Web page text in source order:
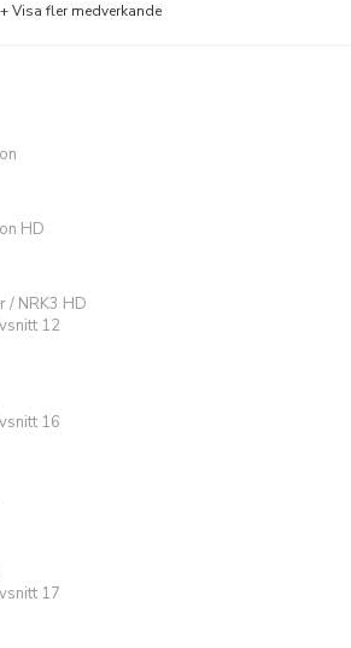
+ Visa fler medverkande
HD
/ NRK3 HD
12
16
17